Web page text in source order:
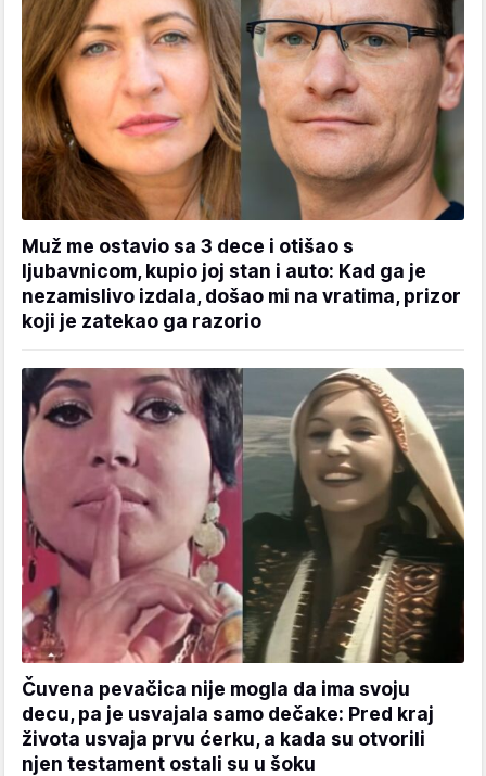
Muž me ostavio sa 3 dece i otišao s
ljubavnicom, kupio joj stan i auto: Kad ga je
nezamislivo izdala, došao mi na vratima, prizor
koji je zatekao ga razorio
Čuvena pevačica nije mogla da ima svoju
decu, pa je usvajala samo dečake: Pred kraj
života usvaja prvu ćerku, a kada su otvorili
njen testament ostali su u šoku